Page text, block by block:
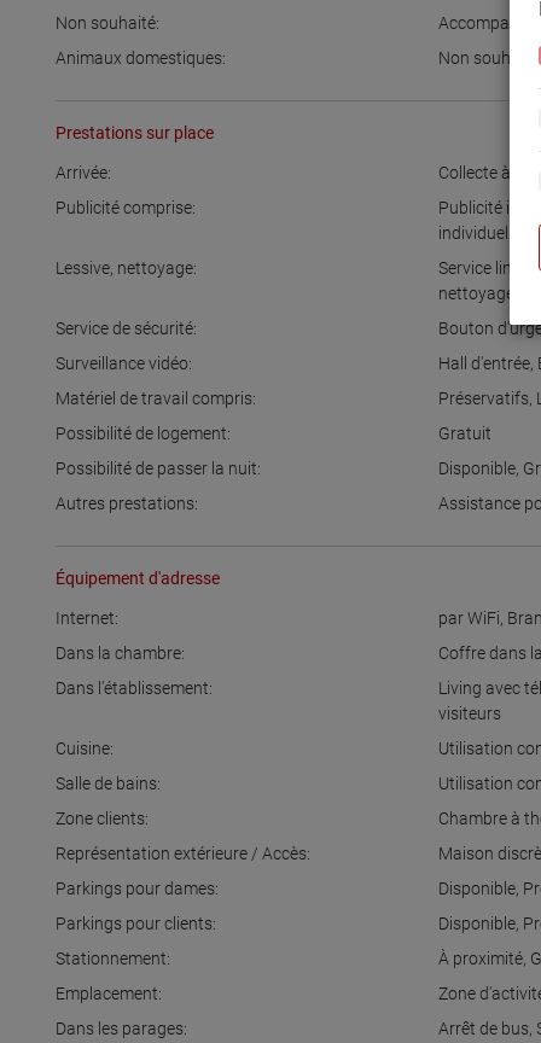
Non souhaité:
Animaux domestiques:
Non
Prestations sur place
Arrivée:
Collecte à la
Publicité comprise:
Publicité
individuelle
Lessive, nettoyage:
Service linge
nettoyage
Service de sécurité:
Bouton
Surveillance vidéo:
Hall d'entrée,
Matériel de travail compris:
Préservatifs,
Possibilité de logement:
Gratuit
Possibilité de passer la nuit:
Disponible,
Autres prestations:
Assistance
Équipement d'adresse
Internet: par WiFi,
Dans la chambre:
Coffre dans
Dans l'établissement:
Living avec
visiteurs
Cuisine:
Utilisation
Salle de bains:
Utilisation
Zone clients:
Chambre à
Représentation extérieure / Accès:
Maison
Parkings pour dames:
Disponible,
Parkings pour clients:
Disponible,
Stationnement:
À proximité,
Emplacement:
Zone
Dans les parages:
Arrêt de bus,